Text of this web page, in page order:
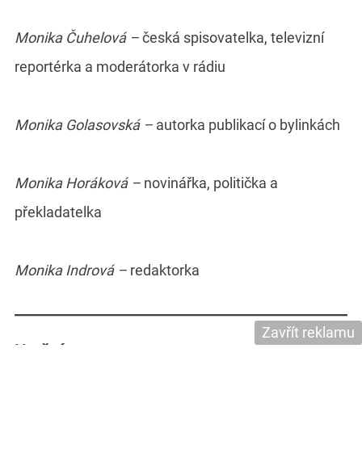
Monika Čuhelová –česká spisovatelka, televizní
reportérka a moderátorka v rádiu
Monika Golasovská – autorka publikací o bylinkách
Monika Horáková – novinářka, politička a
překladatelka
Monika Indrová – redaktorka
Umění
Zavřít reklamu